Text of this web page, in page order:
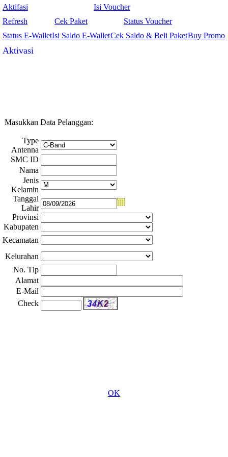
Aktifasi
Isi Voucher
Refresh
Cek Paket
Status Voucher
Status E-WalletIsi Saldo E-WalletCek Saldo & Beli PaketBuy Promo
Aktivasi
Masukkan Data Pelanggan:
Type
Antenna
SMC ID
Nama
Jenis
Kelamin
Tanggal
Lahir
Provinsi
Kabupaten
Kecamatan
Kelurahan
No. Tlp
Alamat
E-Mail
Check
OK